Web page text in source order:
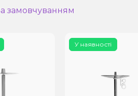
замовчуванням
У наявності